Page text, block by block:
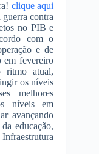
clique aqui
contra
no PIB e
com o
e de
em fevereiro
ritmo atual,
os níveis
melhores
níveis em
avançando
educação,